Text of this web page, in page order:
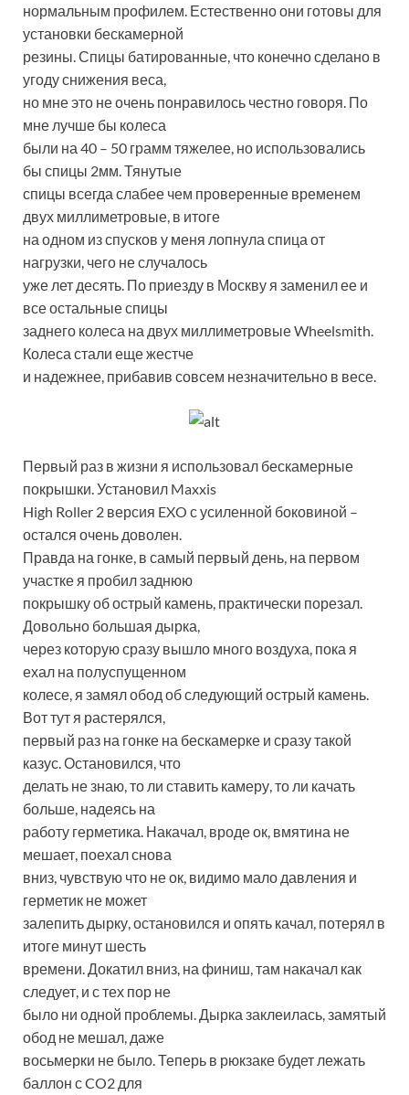
нормальным профилем. Естественно они готовы для
установки бескамерной
резины. Спицы батированные, что конечно сделано в
угоду снижения веса,
но мне это не очень понравилось честно говоря. По
мне лучше бы колеса
были на 40 – 50 грамм тяжелее, но использовались
бы спицы 2мм. Тянутые
спицы всегда слабее чем проверенные временем
двух миллиметровые, в итоге
на одном из спусков у меня лопнула спица от
нагрузки, чего не случалось
уже лет десять. По приезду в Москву я заменил ее и
все остальные спицы
заднего колеса на двух миллиметровые Wheelsmith.
Колеса стали еще жестче
и надежнее, прибавив совсем незначительно в весе.
Первый раз в жизни я использовал бескамерные
покрышки. Установил Maxxis
High Roller 2 версия EXO с усиленной боковиной –
остался очень доволен.
Правда на гонке, в самый первый день, на первом
участке я пробил заднюю
покрышку об острый камень, практически порезал.
Довольно большая дырка,
через которую сразу вышло много воздуха, пока я
ехал на полуспущенном
колесе, я замял обод об следующий острый камень.
Вот тут я растерялся,
первый раз на гонке на бескамерке и сразу такой
казус. Остановился, что
делать не знаю, то ли ставить камеру, то ли качать
больше, надеясь на
работу герметика. Накачал, вроде ок, вмятина не
мешает, поехал снова
вниз, чувствую что не ок, видимо мало давления и
герметик не может
залепить дырку, остановился и опять качал, потерял в
итоге минут шесть
времени. Докатил вниз, на финиш, там накачал как
следует, и с тех пор не
было ни одной проблемы. Дырка заклеилась, замятый
обод не мешал, даже
восьмерки не было. Теперь в рюкзаке будет лежать
баллон с CO2 для